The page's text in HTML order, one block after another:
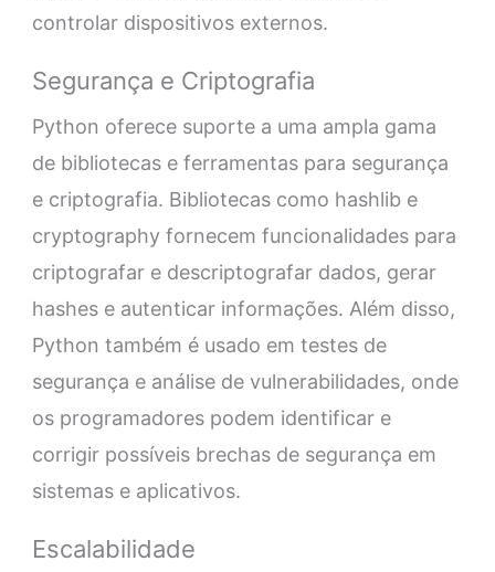
controlar dispositivos externos.
Segurança e Criptografia
Python oferece suporte a uma ampla gama
de bibliotecas e ferramentas para segurança
e criptografia. Bibliotecas como hashlib e
cryptography fornecem funcionalidades para
criptografar e descriptografar dados, gerar
hashes e autenticar informações. Além disso,
Python também é usado em testes de
segurança e análise de vulnerabilidades, onde
os programadores podem identificar e
corrigir possíveis brechas de segurança em
sistemas e aplicativos.
Escalabilidade